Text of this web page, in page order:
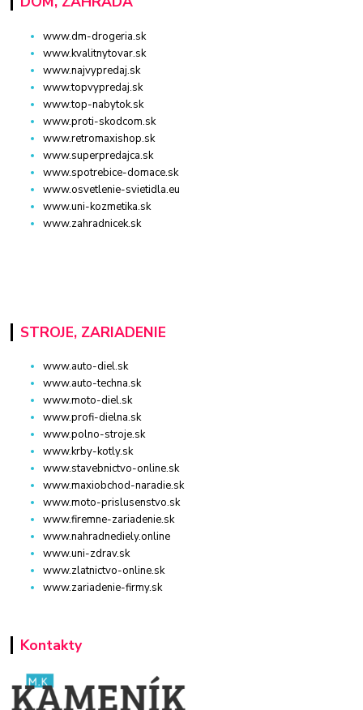
www.dm-drogeria.sk
www.kvalitnytovar.sk
www.najvypredaj.sk
www.topvypredaj.sk
www.top-nabytok.sk
www.proti-skodcom.sk
www.retromaxishop.sk
www.superpredajca.sk
www.spotrebice-domace.sk
www.osvetlenie-svietidla.eu
www.uni-kozmetika.sk
www.zahradnicek.sk
STROJE, ZARIADENIE
www.auto-diel.sk
www.auto-techna.sk
www.moto-diel.sk
www.profi-dielna.sk
www.polno-stroje.sk
www.krby-kotly.sk
www.stavebnictvo-online.sk
www.maxiobchod-naradie.sk
www.moto-prislusenstvo.sk
www.firemne-zariadenie.sk
www.nahradnediely.online
www.uni-zdrav.sk
www.zlatnictvo-online.sk
www.zariadenie-firmy.sk
Kontakty